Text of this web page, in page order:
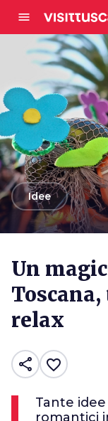
menu
arrow_backIdee
Un
relax
share favorite_border
Tante
romantici